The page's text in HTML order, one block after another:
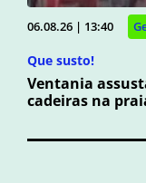
06.08.26 | 13:40
Que susto!
Ventania
cadeiras na